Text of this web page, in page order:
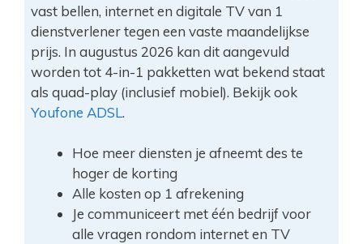
vast bellen, internet en digitale TV van 1
dienstverlener tegen een vaste maandelijkse
prijs. In augustus 2026 kan dit aangevuld
worden tot 4-in-1 pakketten wat bekend staat
als quad-play (inclusief mobiel). Bekijk ook
Youfone ADSL.
Hoe meer diensten je afneemt des te
hoger de korting
Alle kosten op 1 afrekening
Je communiceert met één bedrijf voor
alle vragen rondom internet en TV